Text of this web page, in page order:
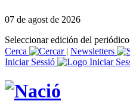
07 de agost de 2026
Seleccionar edición del periódico
Cerca
| Newsletters
Iniciar Sessió